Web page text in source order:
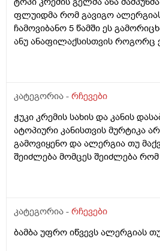
ფლუიდმა რომ გავიგო ალერგიას
ჩამოვიბანო 5 წამში ეს
ანუ ანაფილაქსისთვის როგორც
ანაფილაქცია განვითარდეს
კონკრეტული რაღაც
ტესტი დიდი დიდი გამოყაროს
კატეგორია - რჩევები
ჭუკი კრემის სახის და კანის
ატოპიური კანისთვის მურტიკა
გამოვიყენო და ალერგია თუ
შეიძლება მომცეს შეიძლება
კატეგორია - რჩევები
ბამბა უფრო იწვევს ალერგიას